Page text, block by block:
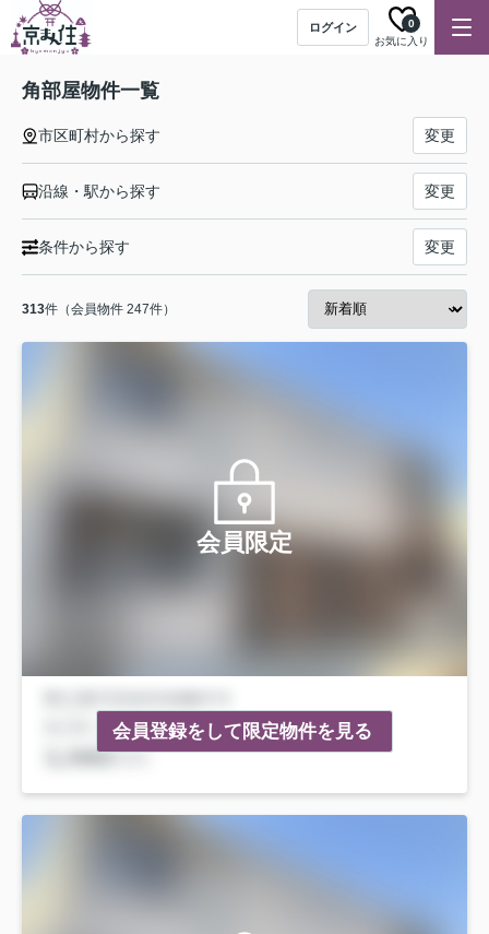
ログイン
お気に入り
0
角部屋物件一覧
市区町村から探す 変更
沿線・駅から探す 変更
条件から探す 変更
313件（会員物件 247件）
会員限定
会員登録をして限定物件を見る